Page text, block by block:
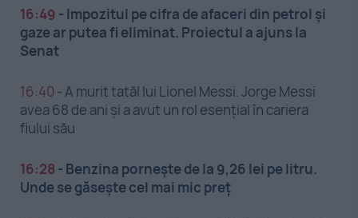
16:49 - Impozitul pe cifra de afaceri din petrol și
gaze ar putea fi eliminat. Proiectul a ajuns la
Senat
16:40 -A murit tatăl lui Lionel Messi. Jorge Messi
avea 68 de ani și a avut un rol esențial în cariera
fiului său
16:28 - Benzina pornește de la 9,26 lei pe litru.
Unde se găsește cel mai mic preț